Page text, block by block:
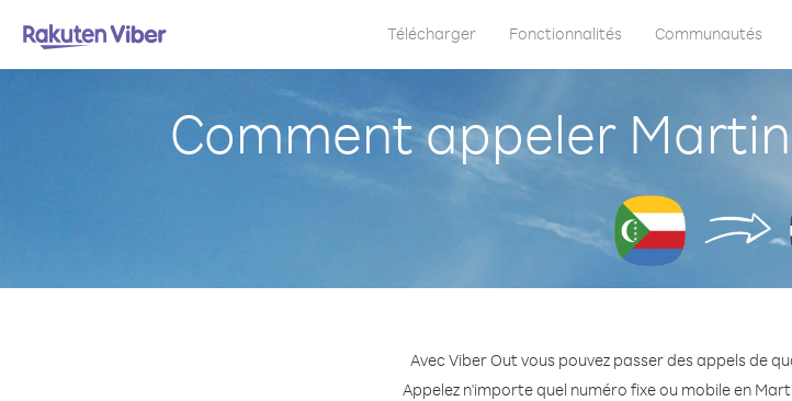
Télécharger Fonctionnalités Communautés
Comment appeler
Avec Viber Out vous pouvez passer des appels de
Appelez n'importe quel numéro fixe ou mobile en